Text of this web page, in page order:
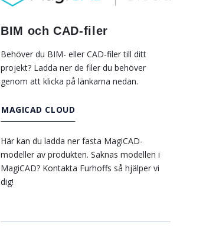
BIM och CAD-filer
Behöver du BIM- eller CAD-filer till ditt
projekt? Ladda ner de filer du behöver
genom att klicka på länkarna nedan.
MAGICAD CLOUD
Här kan du ladda ner fasta MagiCAD-
modeller av produkten. Saknas modellen i
MagiCAD? Kontakta Furhoffs så hjälper vi
dig!